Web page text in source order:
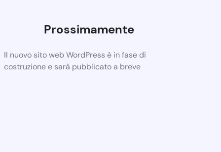
Prossimamente
Il nuovo sito web WordPress è in fase di
costruzione e sarà pubblicato a breve